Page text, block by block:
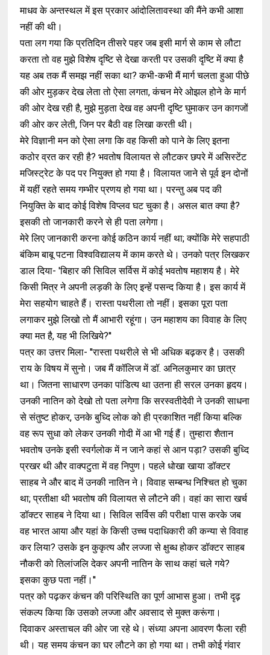
माधव के अन्तस्थल में इस प्रकार आंदोलितावस्था की मैंने कभी आशा
नहीं की थी।
पता लग गया कि प्रतिदिन तीसरे पहर जब इसी मार्ग से काम से लौटा
करता तो वह मुझे विशेष दृष्टि से देखा करती पर उसकी दृष्टि में क्या है
यह अब तक मैं समझ नहीं सका था? कभी-कभी मैं मार्ग चलता हुआ पीछे
की ओर मुड़कर देख लेता तो ऐसा लगता, कंचन मेरे ओझल होने के मार्ग
की ओर देख रही है, मुझे मुड़ता देख वह अपनी दृष्टि घुमाकर उन कागजों
की ओर कर लेती, जिन पर बैठी वह लिखा करती थी।
मेरे विज्ञानी मन को ऐसा लगा कि वह किसी को पाने के लिए इतना
कठोर व्रत कर रही है? भवतोष विलायत से लौटकर छपरे में असिस्टेंट
मजिस्ट्रेट के पद पर नियुक्त हो गया है। विलायत जाने से पूर्व इन दोनों
में यहीं रहते समय गम्भीर प्रणय हो गया था। परन्तु अब पद की
नियुक्ति के बाद कोई विशेष विप्लव घट चुका है। असल बात क्या है?
इसकी तो जानकारी करने से ही पता लगेगा।
मेरे लिए जानकारी करना कोई कठिन कार्य नहीं था; क्योंकि मेरे सहपाठी
बंकिम बाबू पटना विश्वविद्यालय में काम करते थे। उनको पत्र लिखकर
डाल दिया- 'बिहार की सिविल सर्विस में कोई भवतोष महाशय है। मेरे
किसी मित्र ने अपनी लड़की के लिए इन्हें पसन्द किया है। इस कार्य में
मेरा सहयोग चाहते हैं। रास्ता पथरीला तो नहीं। इसका पूरा पता
लगाकर मुझे लिखो तो मैं आभारी रहूंगा। उन महाशय का विवाह के लिए
क्या मत है, यह भी लिखिये?''
पत्र का उत्तर मिला- ''रास्ता पथरीले से भी अधिक बढ़कर है। उसकी
राय के विषय में सुनो। जब मैं कॉलिज में डॉ. अनिलकुमार का छात्र
था। जितना साधारण उनका पांडित्य था उतना ही सरल उनका हृदय।
उनकी नातिन को देखो तो पता लगेगा कि सरस्वतीदेवी ने उनकी साधना
से संतुष्ट होकर, उनके बुध्दि लोक को ही प्रकाशित नहीं किया बल्कि
वह रूप सुधा को लेकर उनकी गोदी में आ भी गई हैं। तुम्हारा शैतान
भवतोष उनके इसी स्वर्गलोक में न जाने कहां से आन पड़ा? उसकी बुध्दि
प्रखर थी और वाक्पटुता में वह निपुण। पहले धोखा खाया डॉक्टर
साहब ने और बाद में उनकी नातिन ने। विवाह सम्बन्ध निश्चित हो चुका
था; प्रतीक्षा थी भवतोष की विलायत से लौटने की। वहां का सारा खर्च
डॉक्टर साहब ने दिया था। सिविल सर्विस की परीक्षा पास करके जब
वह भारत आया और यहां के किसी उच्च पदाधिकारी की कन्या से विवाह
कर लिया? उसके इन कुकृत्य और लज्जा से क्षुब्ध होकर डॉक्टर साहब
नौकरी को तिलांजलि देकर अपनी नातिन के साथ कहां चले गये?
इसका कुछ पता नहीं।''
पत्र को पढ़कर कंचन की परिस्थिति का पूर्ण आभास हुआ। तभी दृढ़
संकल्प किया कि उसको लज्जा और अवसाद से मुक्त करूंगा।
दिवाकर अस्ताचल की ओर जा रहे थे। संध्या अपना आवरण फैला रही
थी। यह समय कंचन का घर लौटने का हो गया था। तभी कोई गंवार